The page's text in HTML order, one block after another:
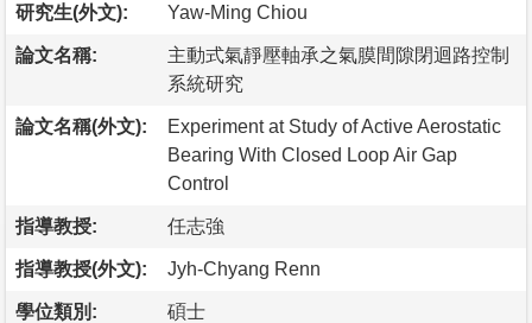
研究生(外文): Yaw-Ming Chiou
論文名稱:
主動式氣靜壓軸承之氣膜間隙閉迴路控制
系統研究
論文名稱(外文):
Experiment at Study of Active Aerostatic
Bearing With Closed Loop Air Gap
Control
指導教授: 任志強
指導教授(外文): Jyh-Chyang Renn
學位類別: 碩士